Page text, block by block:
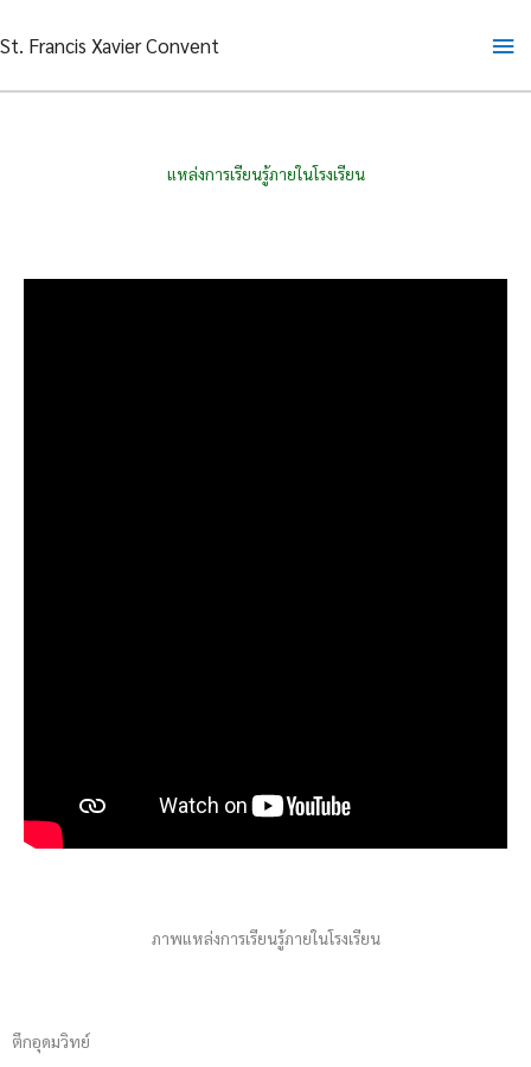
to
St. Francis Xavier Convent
แหล่งการเรียนรู้ภายในโรงเรียน
ภาพแหล่งการเรียนรู้ภายในโรงเรียน
ตึกอุดมวิทย์